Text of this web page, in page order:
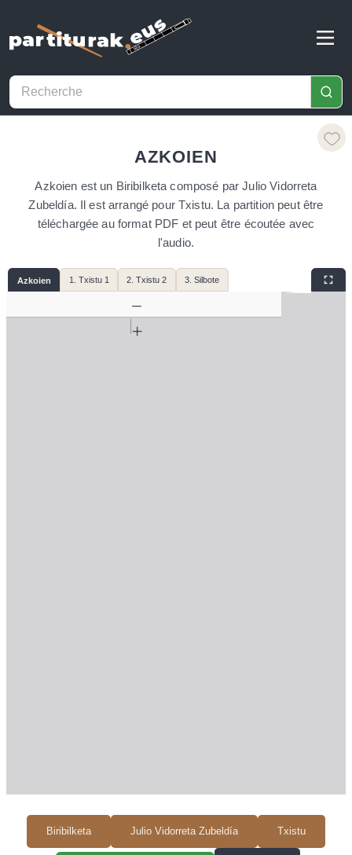
AZKOIEN
Biribilketa Julio Vidorreta Zubeldía Txistu
Azkoien est un Biribilketa composé par Julio Vidorreta
Zubeldía. Il est arrangé pour Txistu. La partition peut être
téléchargée au format PDF et peut être écoutée avec
l'audio.
Azkoien 1. Txistu 1 2. Txistu 2 3. Silbote